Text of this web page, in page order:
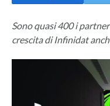
Sono quasi 400 i
crescita di Infinidat